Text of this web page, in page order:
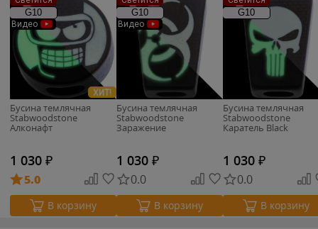
G10
Видео
ХИТ!
Бусина темлячная
Stabwoodstone
Алконафт
1 030 ₽
5.0
В корзину
G10
Видео
Бусина темлячная
Stabwoodstone
Заражение
1 030 ₽
0.0
В корзину
G10
Бусина темлячная
Stabwoodstone
Каратель Black
1 030 ₽
0.0
В корзину